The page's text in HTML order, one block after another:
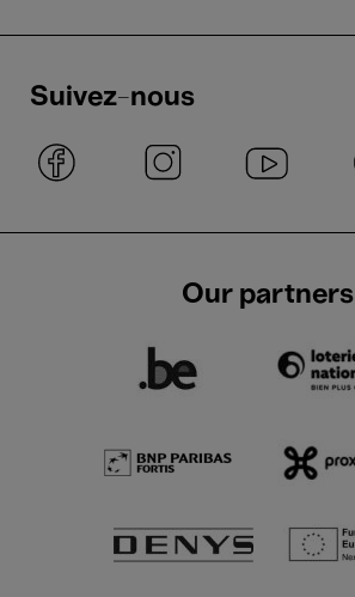
Suivez-nous
Our partners